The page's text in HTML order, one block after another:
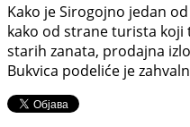
Kako je Sirogojno jedan
kako od strane turista
starih zanata, prodajna
Bukvica podeliće je